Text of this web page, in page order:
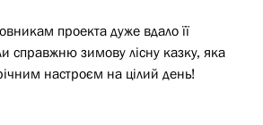
проекта дуже вдало її
справжню зимову лісну казку, яка
настроєм на цілий день!